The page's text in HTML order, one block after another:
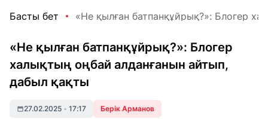
Басты бет «Не қылған батпанқұйрық?»: Блогер
«Не қылған батпанқұйрық?»: Блогер
халықтың оңбай алданғанын айтып,
дабыл қақты
27.02.2025 • 17:17 Берік Арманов